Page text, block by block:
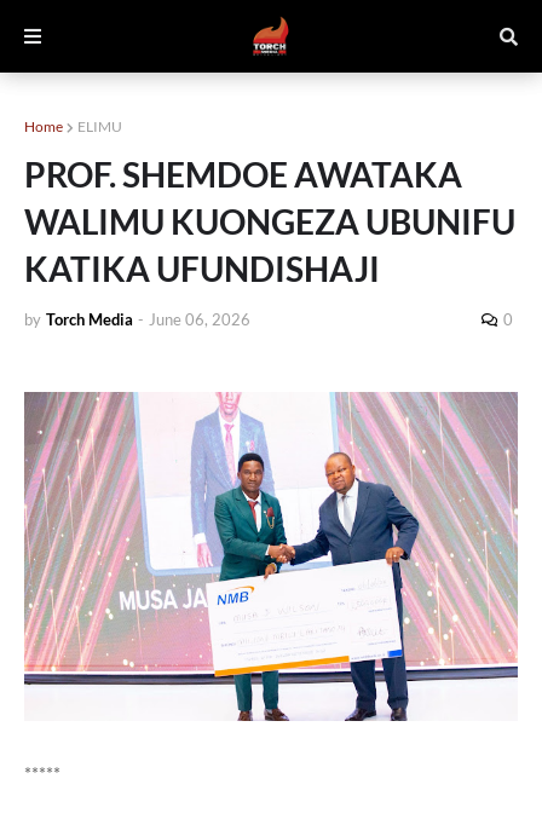
Home ELIMU
PROF. SHEMDOE AWATAKA
WALIMU KUONGEZA UBUNIFU
KATIKA UFUNDISHAJI
by Torch Media - June 06, 2026 0
*****